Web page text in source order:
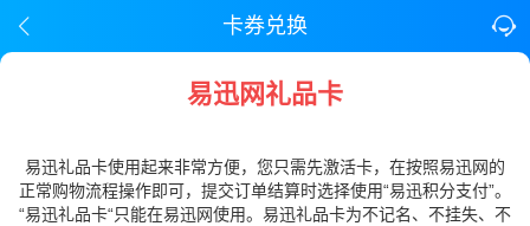
卡券兑换
易迅网礼品卡
易迅礼品卡使用起来非常方便，您只需先激活卡，在按照易迅网的
正常购物流程操作即可，提交订单结算时选择使用“易迅积分支付”。
“易迅礼品卡“只能在易迅网使用。易迅礼品卡为不记名、不挂失、不